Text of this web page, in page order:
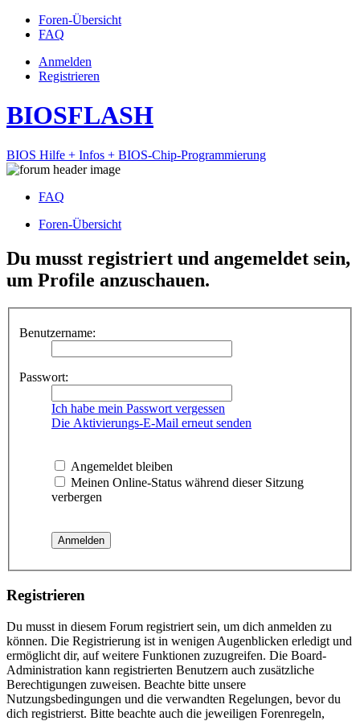
Foren-Übersicht
FAQ
Anmelden
Registrieren
BIOSFLASH
BIOS Hilfe + Infos + BIOS-Chip-Programmierung
FAQ
Foren-Übersicht
Du musst registriert und angemeldet sein,
um Profile anzuschauen.
Benutzername:
Passwort:
Ich habe mein Passwort vergessen
Die Aktivierungs-E-Mail erneut senden
Angemeldet bleiben
Meinen Online-Status während dieser Sitzung
verbergen
Registrieren
Du musst in diesem Forum registriert sein, um dich anmelden zu
können. Die Registrierung ist in wenigen Augenblicken erledigt und
ermöglicht dir, auf weitere Funktionen zuzugreifen. Die Board-
Administration kann registrierten Benutzern auch zusätzliche
Berechtigungen zuweisen. Beachte bitte unsere
Nutzungsbedingungen und die verwandten Regelungen, bevor du
dich registrierst. Bitte beachte auch die jeweiligen Forenregeln,